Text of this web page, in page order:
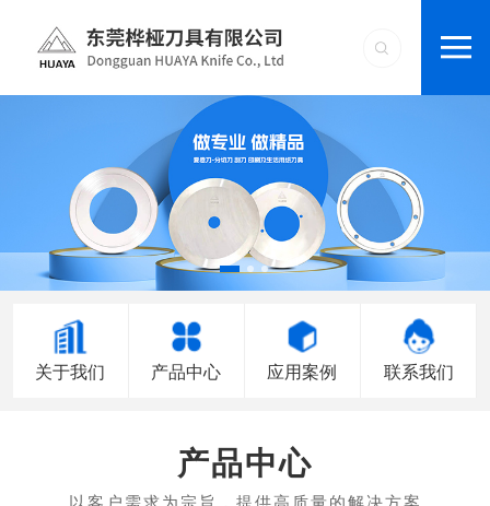
关于我们 产品中心 应用案例 联系我们
产品中心